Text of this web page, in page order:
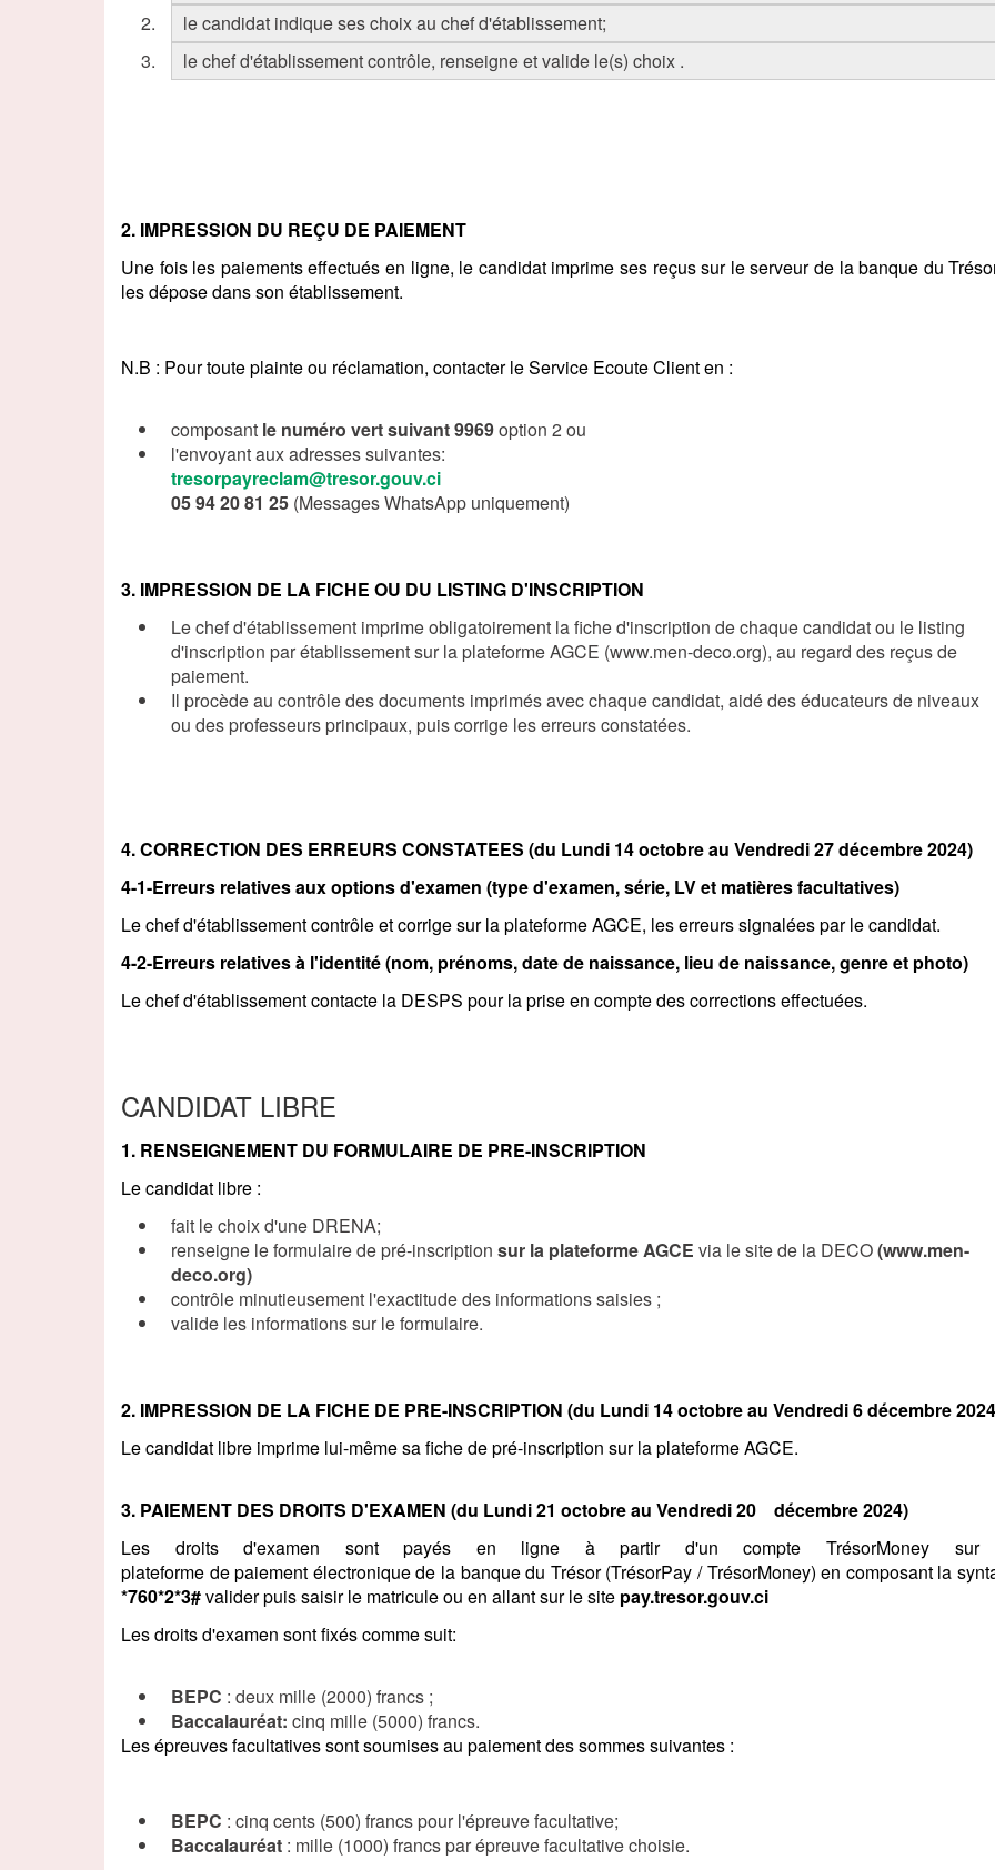
le candidat indique ses choix au chef d'établissement;
le chef d'établissement contrôle, renseigne et valide le(s) choix .
2. IMPRESSION DU REÇU DE PAIEMENT
Une fois les paiements effectués en ligne, le candidat imprime ses reçus sur le serveur de la banque du
les dépose dans son établissement.
N.B : Pour toute plainte ou réclamation, contacter le Service Ecoute Client en :
composant le numéro vert suivant 9969option 2 ou
l'envoyant aux adresses suivantes:
tresorpayreclam@tresor.gouv.ci
05 94 20 81 25 (Messages WhatsApp uniquement)
3. IMPRESSION DE LA FICHE OU DU LISTING D'INSCRIPTION
Le chef d'établissement imprime obligatoirement la fiche d'inscription de chaque candidat ou le listing
d'inscription par établissement sur la plateforme AGCE (www.men-deco.org), au regard des reçus de
paiement.
Il procède au contrôle des documents imprimés avec chaque candidat, aidé des éducateurs de niveaux
ou des professeurs principaux, puis corrige les erreurs constatées.
4. CORRECTION DES ERREURS CONSTATEES (du Lundi 14 octobre au Vendredi27décembre2024)
4-1-Erreurs relatives aux options d'examen (type d'examen, série, LV et matières facultatives)
Le chef d'établissement contrôle et corrige sur la plateforme AGCE, les erreurs signalées par le candidat.
4-2-Erreurs relativesà l'identité (nom, prénoms, date de naissance, lieu de naissance, genre et photo)
Le chef d'établissement contacte la DESPS pour la prise en compte des corrections effectuées.
CANDIDAT LIBRE
1. RENSEIGNEMENT DU FORMULAIRE DE PRE-INSCRIPTION
Le candidat libre :
fait le choix d'une DRENA;
renseigne le formulaire de pré-inscriptionsur la plateforme AGCEvia le site de la DECO(www.men-
deco.org)
contrôle minutieusement l'exactitude des informations saisies ;
valide les informations sur le formulaire.
2. IMPRESSION DE LA FICHE DE PRE-INSCRIPTION(du Lundi 14 octobre au Vendredi 6 décembre
Le candidat libre imprime lui-même sa fiche de pré-inscription sur la plateforme AGCE.
3. PAIEMENT DES DROITS D'EXAMEN (du Lundi 21 octobre au Vendredi 20 décembre2024)
Les droits d'examen sont payés en ligne à partir d'un compte TrésorMoney
plateforme de paiement électronique de la banque du Trésor (TrésorPay / TrésorMoney) en composant la
*760*2*3#valider puis saisir le matricule ou en allant sur le site pay.tresor.gouv.ci
Les droits d'examen sont fixés comme suit:
BEPC : deux mille (2000) francs ;
Baccalauréat:cinq mille (5000) francs.
Les épreuves facultatives sont soumises au paiement des sommes suivantes :
BEPC : cinq cents (500) francs pour l'épreuve facultative;
Baccalauréat : mille (1000) francs par épreuve facultative choisie.